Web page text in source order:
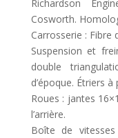
Richardson
Cosworth.
Carrosserie : Fibre
Suspension et
double
d’époque. Étriers à
Roues : jantes
l’arrière.
Boîte de